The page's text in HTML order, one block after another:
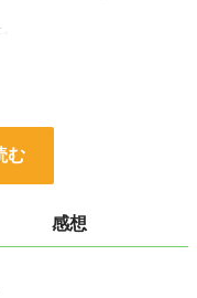
するが……。
む
感想